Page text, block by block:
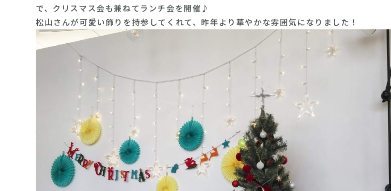
で、クリスマス会も兼ねてランチ会を開催♪
松山さんが可愛い飾りを持参してくれて、昨年より華やかな雰囲気になりました！